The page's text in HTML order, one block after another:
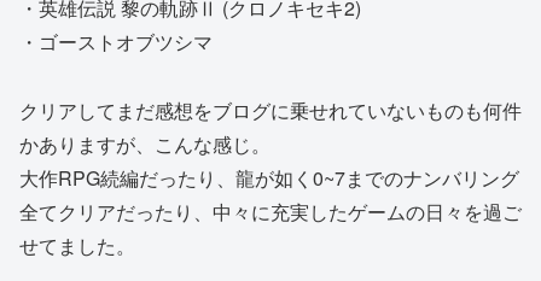
・英雄伝説 黎の軌跡Ⅱ (クロノキセキ2)
・ゴーストオブツシマ
クリアしてまだ感想をブログに乗せれていないものも何件
かありますが、こんな感じ。
大作RPG続編だったり、龍が如く0~7までのナンバリング
全てクリアだったり、中々に充実したゲームの日々を過ご
せてました。